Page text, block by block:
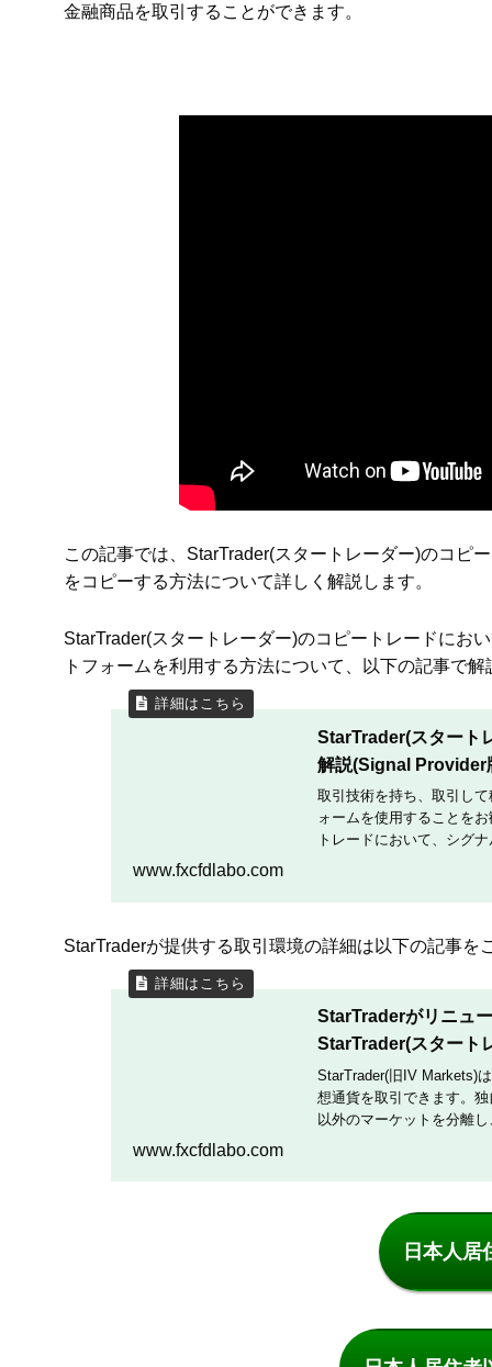
金融商品を取引することができます。
この記事では、StarTrader(スタートレーダー)のコピ
をコピーする方法について詳しく解説します。
StarTrader(スタートレーダー)のコピートレードにお
トフォームを利用する方法について、以下の記事で
StarTrader(スタート
解説(Signal Provider
取引技術を持ち、取引し
ォームを使用することを
トレードにおいて、シグ
www.fxcfdlabo.com
StarTraderが提供する取引環境の詳細は以下の記事を
StarTraderがリニュ
StarTrader(スタート
StarTrader(旧IV Markets)
想通貨を取引できます。
以外のマーケットを分離
っております。取引する
www.fxcfdlabo.com
日本人居